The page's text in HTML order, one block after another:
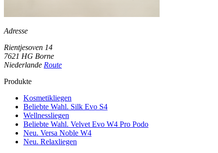
Adresse
Rientjesoven 14
7621 HG Borne
Niederlande Route
Produkte
Kosmetikliegen
Beliebte Wahl. Silk Evo S4
Wellnessliegen
Beliebte Wahl. Velvet Evo W4 Pro Podo
Neu. Versa Noble W4
Neu. Relaxliegen